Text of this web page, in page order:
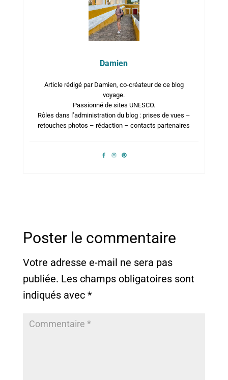
Damien
Article rédigé par Damien, co-créateur de ce blog
voyage.
Passionné de sites UNESCO.
Rôles dans l’administration du blog : prises de vues –
retouches photos – rédaction – contacts partenaires
Poster le commentaire
Votre adresse e-mail ne sera pas
publiée. Les champs obligatoires sont
indiqués avec *